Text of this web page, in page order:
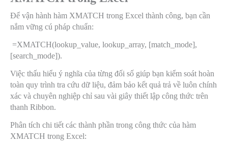
Để vận hành hàm XMATCH trong Excel thành công, bạn cần
nắm vững cú pháp chuẩn:
=XMATCH(lookup_value, lookup_array, [match_mode],
[search_mode]).
Việc thấu hiểu ý nghĩa của từng đối số giúp bạn kiểm soát hoàn
toàn quy trình tra cứu dữ liệu, đảm bảo kết quả trả về luôn chính
xác và chuyên nghiệp chỉ sau vài giây thiết lập công thức trên
thanh Ribbon.
Phân tích chi tiết các thành phần trong công thức của hàm
XMATCH trong Excel: